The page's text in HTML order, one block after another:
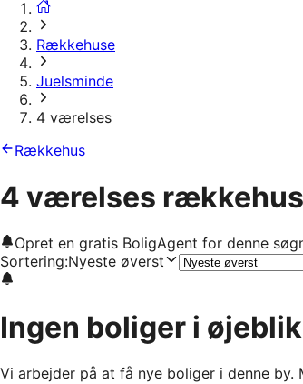
Rækkehuse
Juelsminde
4 værelses
Rækkehus
4 værelses
Opret en gratis BoligAgent for denne
Sortering:Nyeste øverst
Ingen boliger i
Vi arbejder på at få nye boliger i denne by.